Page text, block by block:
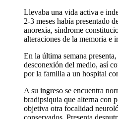
Llevaba una vida activa e
2-3 meses había presentado
anorexia, síndrome
alteraciones de la memoria e
En la última semana
desconexión del medio, así
por la familia a un hospital
A su ingreso se encuentra
bradipsiquia que alterna con
objetiva otra focalidad
conservados. Presenta